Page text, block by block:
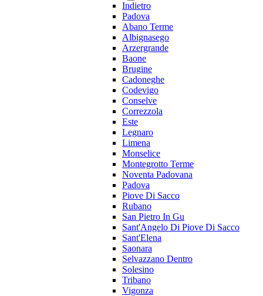
Indietro
Padova
Abano Terme
Albignasego
Arzergrande
Baone
Brugine
Cadoneghe
Codevigo
Conselve
Correzzola
Este
Legnaro
Limena
Monselice
Montegrotto Terme
Noventa Padovana
Padova
Piove Di Sacco
Rubano
San Pietro In Gu
Sant'Angelo Di Piove Di Sacco
Sant'Elena
Saonara
Selvazzano Dentro
Solesino
Tribano
Vigonza